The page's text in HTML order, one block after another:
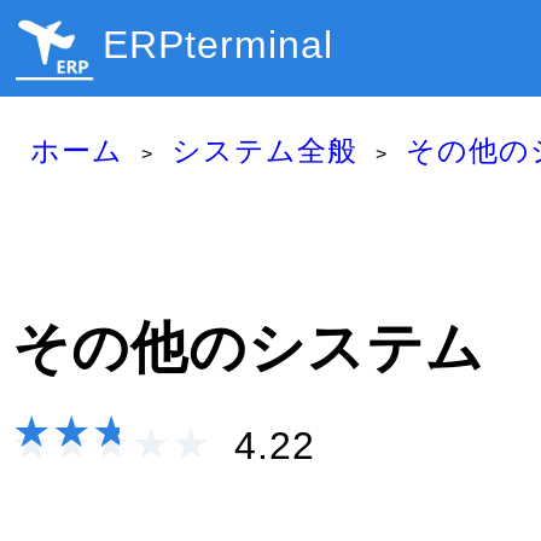
ERPterminal
ホーム システム全般 その他の
その他のシステム
★★★★★
★★★★★ 4.22